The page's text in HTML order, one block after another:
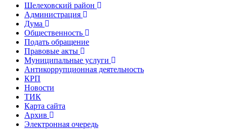
Шелеховский район
Администрация
Дума
Общественность
Подать обращение
Правовые акты
Муниципальные услуги
Антикоррупционная деятельность
КРП
Новости
ТИК
Карта сайта
Архив
Электронная очередь